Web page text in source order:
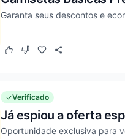
Garanta seus descontos e
Este cupom funcionou
Este cupom não funcionou
Verificado
Já espiou a oferta
Oportunidade exclusiva para